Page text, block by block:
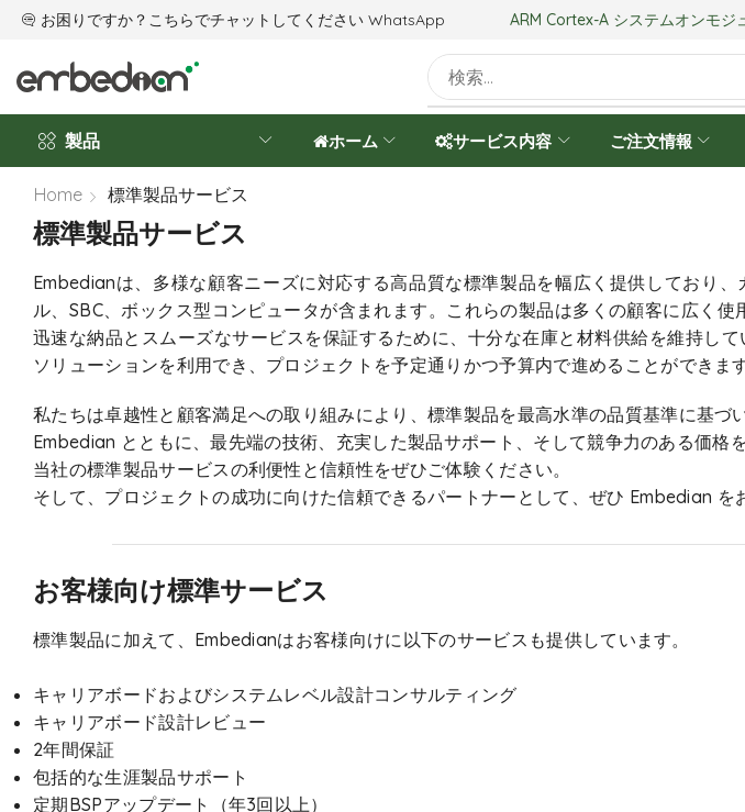
お困りですか？こちらでチャットしてください WhatsApp
当社は設立20周年を迎えました ARM Cortex-A システムオンモジ
製品 ホーム サービス内容 ご注文情報
Home 標準製品サービス
標準製品サービス
Embedianは、多様な顧客ニーズに対応する高品質な標準製品を幅広く提供しており
ル、SBC、ボックス型コンピュータが含まれます。これらの製品は多くの顧客に広く
迅速な納品とスムーズなサービスを保証するために、十分な在庫と材料供給を維持し
ソリューションを利用でき、プロジェクトを予定通りかつ予算内で進めることができます
私たちは卓越性と顧客満足への取り組みにより、標準製品を最高水準の品質基準に基づ
Embedian とともに、最先端の技術、充実した製品サポート、そして競争力のある価格
当社の標準製品サービスの利便性と信頼性をぜひご体験ください。
そして、プロジェクトの成功に向けた信頼できるパートナーとして、ぜひ Embedian を
お客様向け標準サービス
標準製品に加えて、Embedianはお客様向けに以下のサービスも提供しています。
キャリアボードおよびシステムレベル設計コンサルティング
キャリアボード設計レビュー
2年間保証
包括的な生涯製品サポート
定期BSPアップデート（年3回以上）